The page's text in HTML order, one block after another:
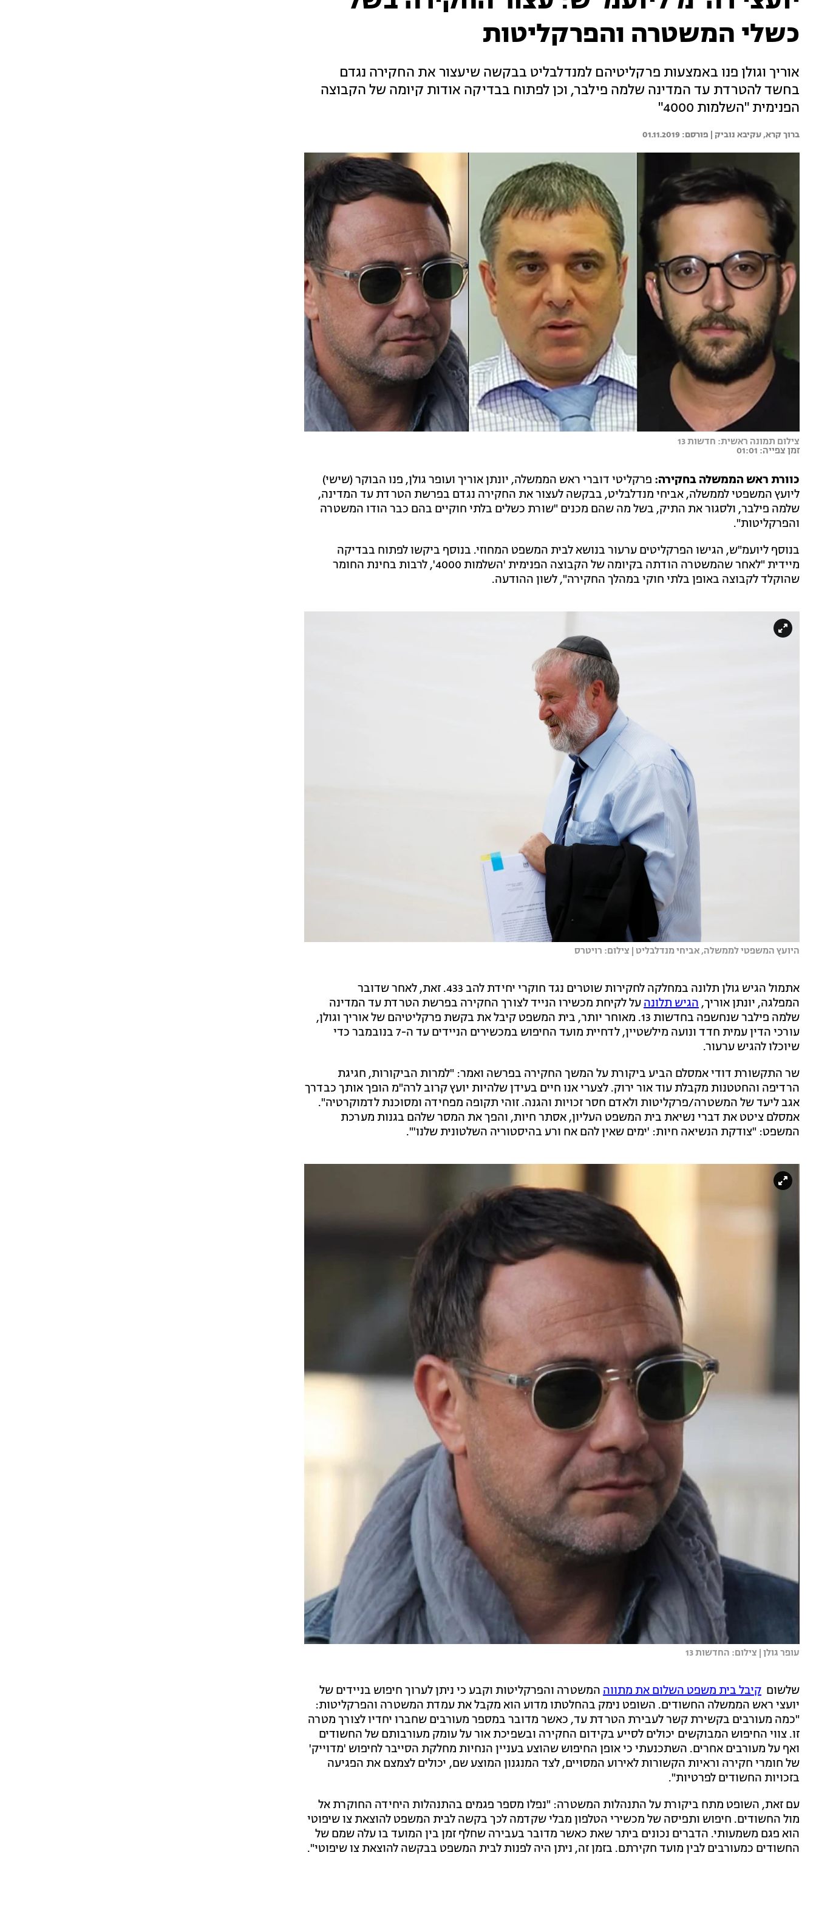
כשלי המשטרה והפרקליטות
אוריך וגולן פנו באמצעות פרקליטיהם למנדלבליט בבקשה שיעצור את החקירה נגדם
בחשד להטרדת עד המדינה שלמה פילבר, וכן לפתוח בבדיקה אודות קיומה של הקבוצה
הפנימית "השלמות 4000"
ברוך קרא, עקיבא נוביק | 01.11.2019
צילום תמונה ראשית: חדשות 13
זמן צפייה: 01:01
כוורת ראש הממשלה בחקירה: פרקליטי דוברי ראש הממשלה, יונתן אוריך ועופר גולן, פנו הבוקר (שישי)
ליועץ המשפטי לממשלה, אביחי מנדלבליט, בבקשה לעצור את החקירה נגדם בפרשת הטרדת עד המדינה,
שלמה פילבר, ולסגור את התיק, בשל מה שהם מכנים "שורת כשלים בלתי חוקיים בהם כבר הודו המשטרה
והפרקליטות".
בנוסף ליועמ"ש, הגישו הפרקליטים ערעור בנושא לבית המשפט המחוזי. בנוסף ביקשו לפתוח בבדיקה
מיידית "לאחר שהמשטרה הודתה בקיומה של הקבוצה הפנימית 'השלמות 4000', לרבות בחינת החומר
שהוקלד לקבוצה באופן בלתי חוקי במהלך החקירה", לשון ההודעה.
היועץ המשפטי לממשלה, אביחי מנדלבליט | צילום: רויטרס
אתמול הגיש גולן תלונה במחלקה לחקירות שוטרים נגד חוקרי יחידת להב 433. זאת, לאחר שדובר
המפלגה, יונתן אוריך,הגיש תלונהעל לקיחת מכשירו הנייד לצורך החקירה בפרשת הטרדת עד המדינה
שלמה פילבר שנחשפה בחדשות 13. מאוחר יותר, בית המשפט קיבל את בקשת פרקליטיהם של אוריך וגולן,
עורכי הדין עמית חדד ונועה מילשטיין, לדחיית מועד החיפוש במכשירים הניידים עד ה-7 בנובמבר כדי
שיוכלו להגיש ערעור.
שר התקשורת דודי אמסלם הביע ביקורת על המשך החקירה בפרשה ואמר: "למרות הביקורות, חגיגת
הרדיפה והחטטנות מקבלת עוד אור ירוק. לצערי אנו חיים בעידן שלהיות יועץ קרוב לרה"מ הופך אותך כבדרך
אגב ליעד של המשטרה/פרקליטות ולאדם חסר זכויות והגנה. זוהי תקופה מפחידה ומסוכנת לדמוקרטיה".
אמסלם ציטט את דברי נשיאת בית המשפט העליון, אסתר חיות, והפך את המסר שלהם בגנות מערכת
המשפט: "צודקת הנשיאה חיות: 'ימים שאין להם אח ורע בהיסטוריה השלטונית שלנו'".
עופר גולן | צילום: החדשות 13
שלשום קיבל בית משפט השלום את מתווה המשטרה והפרקליטות וקבע כי ניתן לערוך חיפוש בניידים של
יועצי ראש הממשלה החשודים. השופט נימק בהחלטתו מדוע הוא מקבל את עמדת המשטרה והפרקליטות:
"כמה מעורבים בקשירת קשר לעבירת הטרדת עד, כאשר מדובר במספר מעורבים שחברו יחדיו לצורך מטרה
זו. צווי החיפוש המבוקשים יכולים לסייע בקידום החקירה ובשפיכת אור על עומק מעורבותם של החשודים
ואף על מעורבים אחרים. השתכנעתי כי אופן החיפוש שהוצע בעניין הנחיות מחלקת הסייבר לחיפוש 'מדוייק'
של חומרי חקירה וראיות הקשורות לאירוע המסויים, לצד המנגנון המוצע שם, יכולים לצמצם את הפגיעה
בזכויות החשודים לפרטיות".
עם זאת, השופט מתח ביקורת על התנהלות המשטרה: "נפלו מספר פגמים בהתנהלות היחידה החוקרת אל
מול החשודים. חיפוש ותפיסה של מכשירי הטלפון מבלי שקדמה לכך בקשה לבית המשפט להוצאת צו שיפוטי
הוא פגם משמעותי. הדברים נכונים ביתר שאת כאשר מדובר בעבירה שחלף זמן בין המועד בו עלה שמם של
החשודים כמעורבים לבין מועד חקירתם. בזמן זה, ניתן היה לפנות לבית המשפט בבקשה להוצאת צו שיפוטי".